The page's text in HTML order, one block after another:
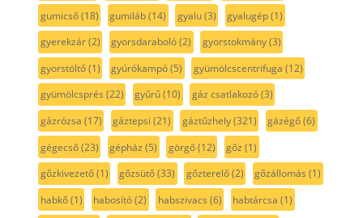
gumicső(18) gumiláb(14) gyalu(3) gyalugép(1)
gyerekzár(2) gyorsdaraboló(2) gyorstokmány(3)
gyorstöltő(1) gyúrókampó(5) gyümölcscentrifuga (12)
gyümölcsprés (22) gyűrű(10) gáz csatlakozó(3)
gázrózsa (17) gáztepsi (21) gáztűzhely(321) gázégő(6)
gégecső(23) gépház (5) görgő(12) gőz (1)
gőzkivezető(1) gőzsütő(33) gőzterelő(2) gőzállomás (1)
habkő(1) habosító(2) habszivacs (6) habtárcsa (1)